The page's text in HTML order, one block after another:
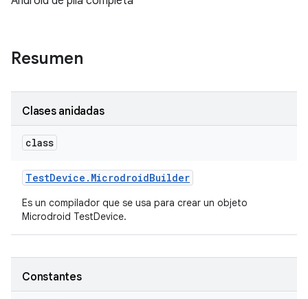
Resumen
Clases anidadas
class
TestDevice . MicrodroidBuilder
Es un compilador que se usa para crear un objeto
Microdroid TestDevice.
Constantes